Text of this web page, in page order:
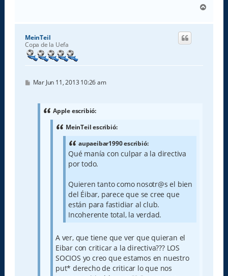
r
MeinTeil
Copa de la Uefa
M
Mar Jun 11, 2013 10:26 am
Apple escribió:
MeinTeil escribió:
aupaeibar1990 escribió:
Qué manía con culpar a la directiva
por todo.
Quieren tanto como nosotr@s el bien
del Éibar, parece que se cree que
están para fastidiar al club.
Incoherente total, la verdad.
A ver, que tiene que ver que quieran el
Eibar con criticar a la directiva??? LOS
SOCIOS yo creo que estamos en nuestro
put* derecho de criticar lo que nos